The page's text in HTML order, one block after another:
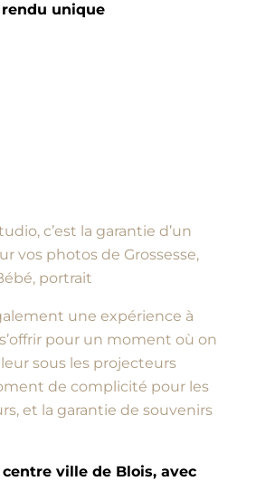
rendu unique
c’est la garantie d’un
vos photos de Grossesse,
portrait
une expérience à
pour un moment où on
sous les projecteurs
de complicité pour les
et la garantie de souvenirs
ville de Blois, avec